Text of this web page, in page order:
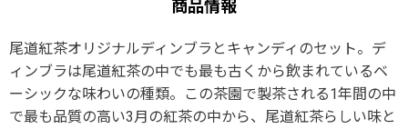
商品情報
尾道紅茶オリジナルディンブラとキャンディのセット。デ
ィンブラは尾道紅茶の中でも最も古くから飲まれているベ
ーシックな味わいの種類。この茶園で製茶される1年間の中
で最も品質の高い3月の紅茶の中から、尾道紅茶らしい味と